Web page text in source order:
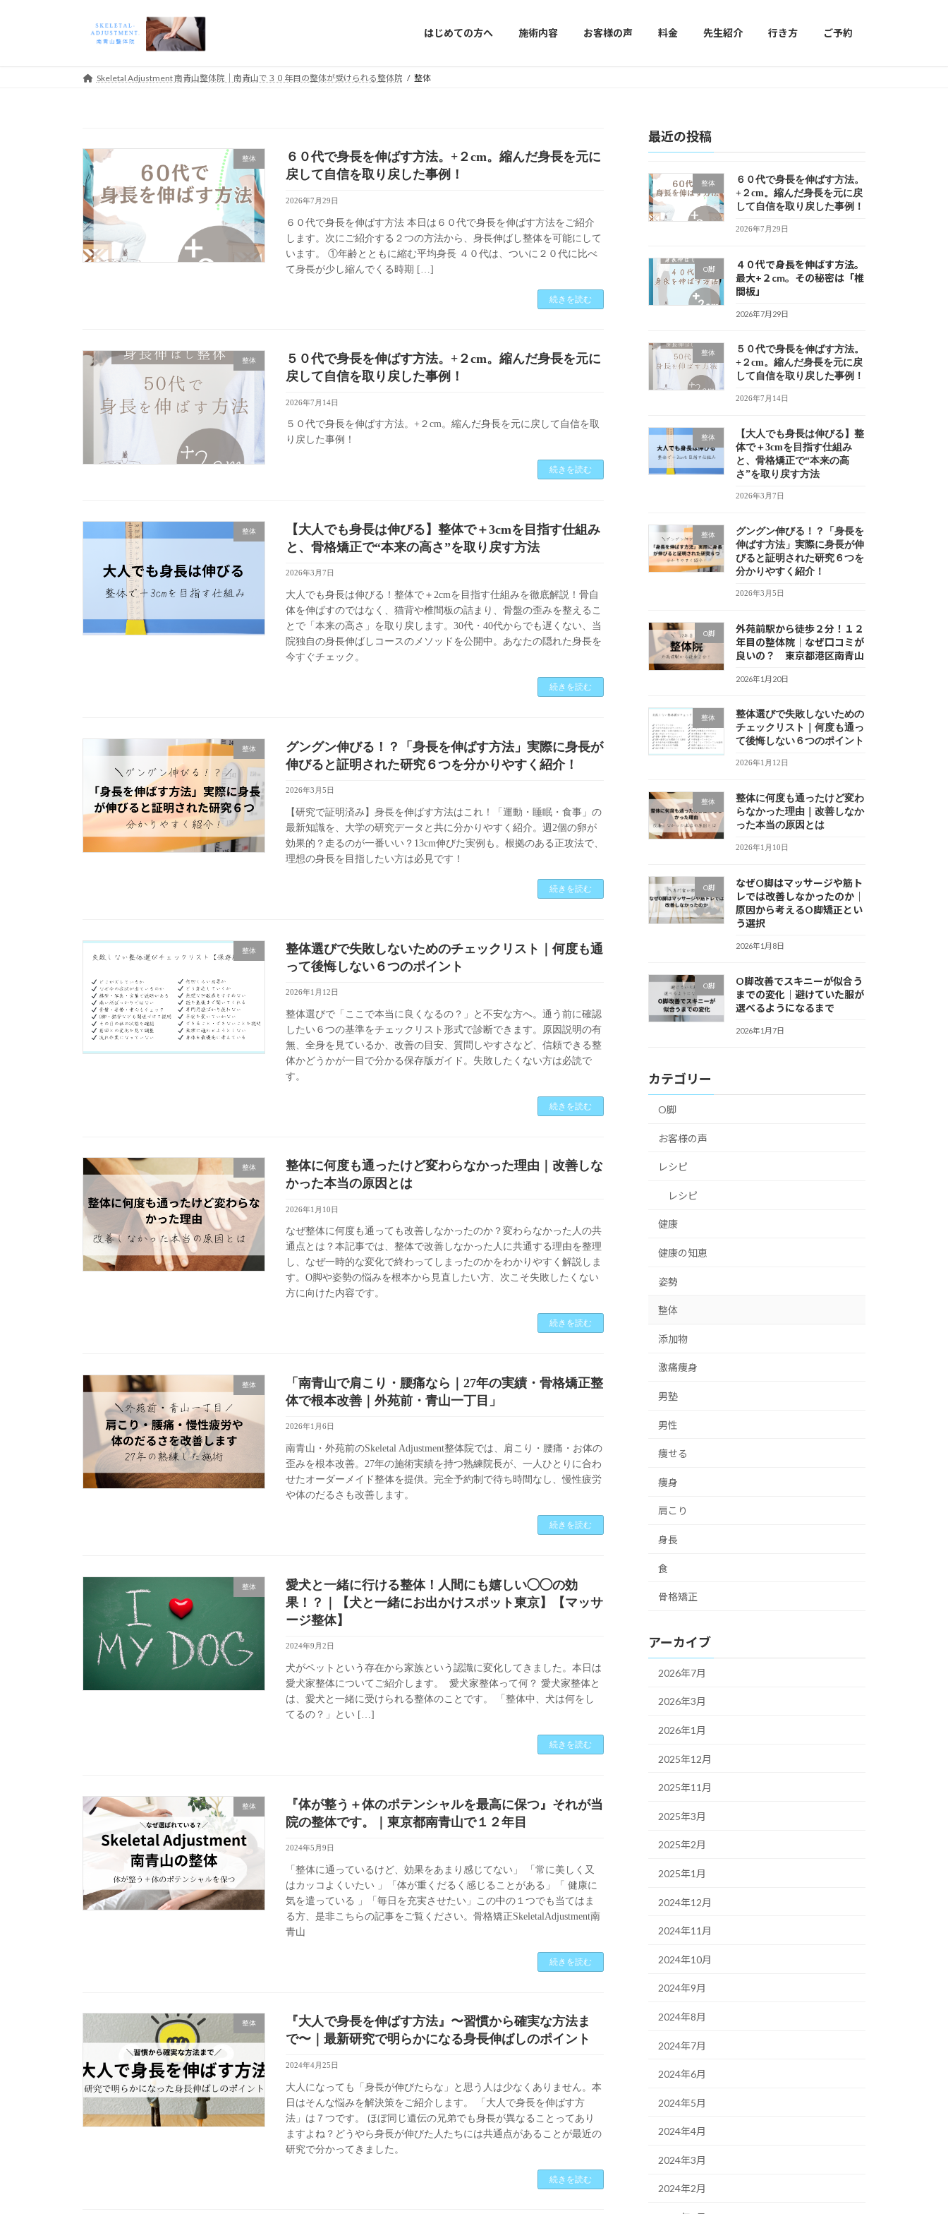
はじめての方へ 施術内容 お客様の声 料金 先生紹介 行き方 ご予約
Skeletal Adjustment 南青山整体院｜南青山で３０年目の整体が受けられる整体院 整体
整体
６０代で身長を伸ばす方法。+２cm。縮んだ身長を元に
戻して自信を取り戻した事例！
2026年7月29日
６０代で身長を伸ばす方法 本日は６０代で身長を伸ばす方法をご紹介
します。次にご紹介する２つの方法から、身長伸ばし整体を可能にして
います。 ①年齢とともに縮む平均身長 ４０代は、ついに２０代に比べ
て身長が少し縮んでくる時期 […]
続きを読む
整体
５０代で身長を伸ばす方法。+２cm。縮んだ身長を元に
戻して自信を取り戻した事例！
2026年7月14日
５０代で身長を伸ばす方法。+２cm。縮んだ身長を元に戻して自信を取
り戻した事例！
続きを読む
整体
【大人でも身長は伸びる】整体で＋3cmを目指す仕組み
と、骨格矯正で“本来の高さ”を取り戻す方法
2026年3月7日
大人でも身長は伸びる！整体で＋2cmを目指す仕組みを徹底解説！骨自
体を伸ばすのではなく、猫背や椎間板の詰まり、骨盤の歪みを整えるこ
とで「本来の高さ」を取り戻します。30代・40代からでも遅くない、当
院独自の身長伸ばしコースのメソッドを公開中。あなたの隠れた身長を
今すぐチェック。
続きを読む
整体
グングン伸びる！？「身長を伸ばす方法」実際に身長が
伸びると証明された研究６つを分かりやすく紹介！
2026年3月5日
【研究で証明済み】身長を伸ばす方法はこれ！「運動・睡眠・食事」の
最新知識を、大学の研究データと共に分かりやすく紹介。週2個の卵が
効果的？走るのが一番いい？13cm伸びた実例も。根拠のある正攻法で、
理想の身長を目指したい方は必見です！
続きを読む
整体
整体選びで失敗しないためのチェックリスト｜何度も通
って後悔しない６つのポイント
2026年1月12日
整体選びで「ここで本当に良くなるの？」と不安な方へ。通う前に確認
したい６つの基準をチェックリスト形式で診断できます。原因説明の有
無、全身を見ているか、改善の目安、質問しやすさなど、信頼できる整
体かどうかが一目で分かる保存版ガイド。失敗したくない方は必読で
す。
続きを読む
整体
整体に何度も通ったけど変わらなかった理由｜改善しな
かった本当の原因とは
2026年1月10日
なぜ整体に何度も通っても改善しなかったのか？変わらなかった人の共
通点とは？本記事では、整体で改善しなかった人に共通する理由を整理
し、なぜ一時的な変化で終わってしまったのかをわかりやすく解説しま
す。O脚や姿勢の悩みを根本から見直したい方、次こそ失敗したくない
方に向けた内容です。
続きを読む
整体
「南青山で肩こり・腰痛なら｜27年の実績・骨格矯正整
体で根本改善｜外苑前・青山一丁目」
2026年1月6日
南青山・外苑前のSkeletal Adjustment整体院では、肩こり・腰痛・お体の
歪みを根本改善。27年の施術実績を持つ熟練院長が、一人ひとりに合わ
せたオーダーメイド整体を提供。完全予約制で待ち時間なし、慢性疲労
や体のだるさも改善します。
続きを読む
整体
愛犬と一緒に行ける整体！人間にも嬉しい◯◯の効
果！？｜【犬と一緒にお出かけスポット東京】【マッサ
ージ整体】
2024年9月2日
犬がペットという存在から家族という認識に変化してきました。本日は
愛犬家整体についてご紹介します。 愛犬家整体って何？ 愛犬家整体と
は、愛犬と一緒に受けられる整体のことです。 「整体中、犬は何をし
てるの？」とい […]
続きを読む
整体
『体が整う＋体のポテンシャルを最高に保つ』それが当
院の整体です。｜東京都南青山で１２年目
2024年5月9日
「整体に通っているけど、効果をあまり感じてない」 「常に美しく又
はカッコよくいたい 」「体が重くだるく感じることがある」「 健康に
気を遣っている 」「毎日を充実させたい」この中の１つでも当てはま
る方、是非こちらの記事をご覧ください。骨格矯正SkeletalAdjustment南
青山
続きを読む
整体
『大人で身長を伸ばす方法』〜習慣から確実な方法ま
で〜｜最新研究で明らかになる身長伸ばしのポイント
2024年4月25日
大人になっても「身長が伸びたらな」と思う人は少なくありません。本
日はそんな悩みを解決策をご紹介します。 「大人で身長を伸ばす方
法」は７つです。 ほぼ同じ遺伝の兄弟でも身長が異なることってあり
ますよね？どうやら身長が伸びた人たちには共通点があることが最近の
研究で分かってきました。
続きを読む
最近の投稿
整体
６０代で身長を伸ばす方法。
+２cm。縮んだ身長を元に戻
して自信を取り戻した事例！
2026年7月29日
O脚
４０代で身長を伸ばす方法。
最大+２cm。その秘密は「椎
間板」
2026年7月29日
整体
５０代で身長を伸ばす方法。
+２cm。縮んだ身長を元に戻
して自信を取り戻した事例！
2026年7月14日
整体
【大人でも身長は伸びる】整
体で＋3cmを目指す仕組み
と、骨格矯正で“本来の高
さ”を取り戻す方法
2026年3月7日
整体
グングン伸びる！？「身長を
伸ばす方法」実際に身長が伸
びると証明された研究６つを
分かりやすく紹介！
2026年3月5日
O脚
外苑前駅から徒歩２分！１２
年目の整体院｜なぜ口コミが
良いの？ 東京都港区南青山
2026年1月20日
整体
整体選びで失敗しないための
チェックリスト｜何度も通っ
て後悔しない６つのポイント
2026年1月12日
整体
整体に何度も通ったけど変わ
らなかった理由｜改善しなか
った本当の原因とは
2026年1月10日
O脚
なぜO脚はマッサージや筋ト
レでは改善しなかったのか｜
原因から考えるO脚矯正とい
う選択
2026年1月8日
O脚
O脚改善でスキニーが似合う
までの変化｜避けていた服が
選べるようになるまで
2026年1月7日
カテゴリー
O脚
お客様の声
レシピ
レシピ
健康
健康の知恵
姿勢
整体
添加物
激痛痩身
男塾
男性
痩せる
痩身
肩こり
身長
食
骨格矯正
アーカイブ
2026年7月
2026年3月
2026年1月
2025年12月
2025年11月
2025年3月
2025年2月
2025年1月
2024年12月
2024年11月
2024年10月
2024年9月
2024年8月
2024年7月
2024年6月
2024年5月
2024年4月
2024年3月
2024年2月